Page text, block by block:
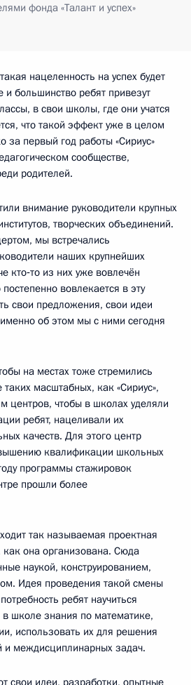
фонда «Талант и успех»
нацеленность на успех будет
большинство ребят привезут
в свои школы, где они учатся
что такой эффект уже в целом
за первый год работы «Сириус»
сообществе,
родителей.
внимание руководители крупных
творческих объединений.
мы встречались
наших крупнейших
кто‑то из них уже вовлечён
постепенно вовлекается в эту
свои предложения, свои идеи
об этом мы с ними сегодня
на местах тоже стремились
таких масштабных, как «Сириус»,
центров, чтобы в школах уделяли
ребят, нацеливали их
качеств. Для этого центр
квалификации школьных
программы стажировок
прошли более
так называемая проектная
она организована. Сюда
наукой, конструированием,
Идея проведения такой смены
ребят научиться
школе знания по математике,
использовать их для решения
и междисциплинарных задач.
свои идеи, разработки, опытные